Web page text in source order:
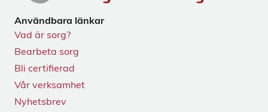
Användbara länkar
Vad är sorg?
Bearbeta sorg
Bli certifierad
Vår verksamhet
Nyhetsbrev